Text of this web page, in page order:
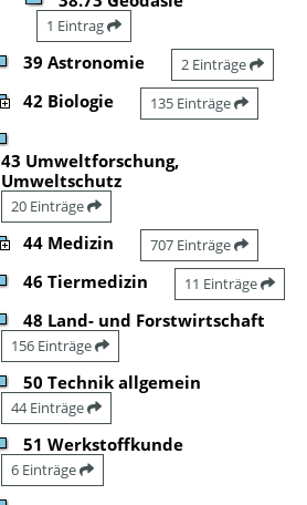
1 Eintrag
39 Astronomie 2 Einträge
42 Biologie 135 Einträge
43 Umweltforschung,
Umweltschutz
20 Einträge
44 Medizin 707 Einträge
46 Tiermedizin 11 Einträge
48 Land- und Forstwirtschaft
156 Einträge
50 Technik allgemein
44 Einträge
51 Werkstoffkunde
6 Einträge